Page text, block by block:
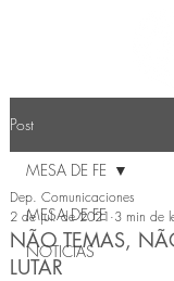
Post
MESA DE FE
NOTICIAS
MESA DE FE
NÃO TEMAS,
LUTAR
Dep. Comunicaciones
2 de jul. de 2021 3 min de